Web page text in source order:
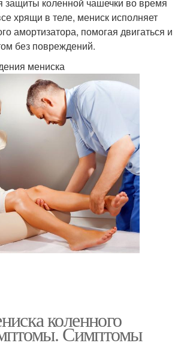
хрящи в теле, мениск исполняет
амортизатора, помогая двигаться и
без повреждений.
мениска
коленного
Симптомы